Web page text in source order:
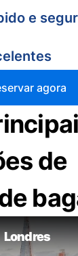
e
agora
de
Londres